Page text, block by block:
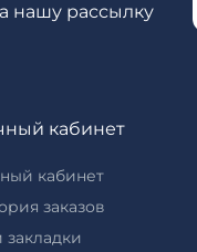
нашу рассылку
кабинет
кабинет
заказов